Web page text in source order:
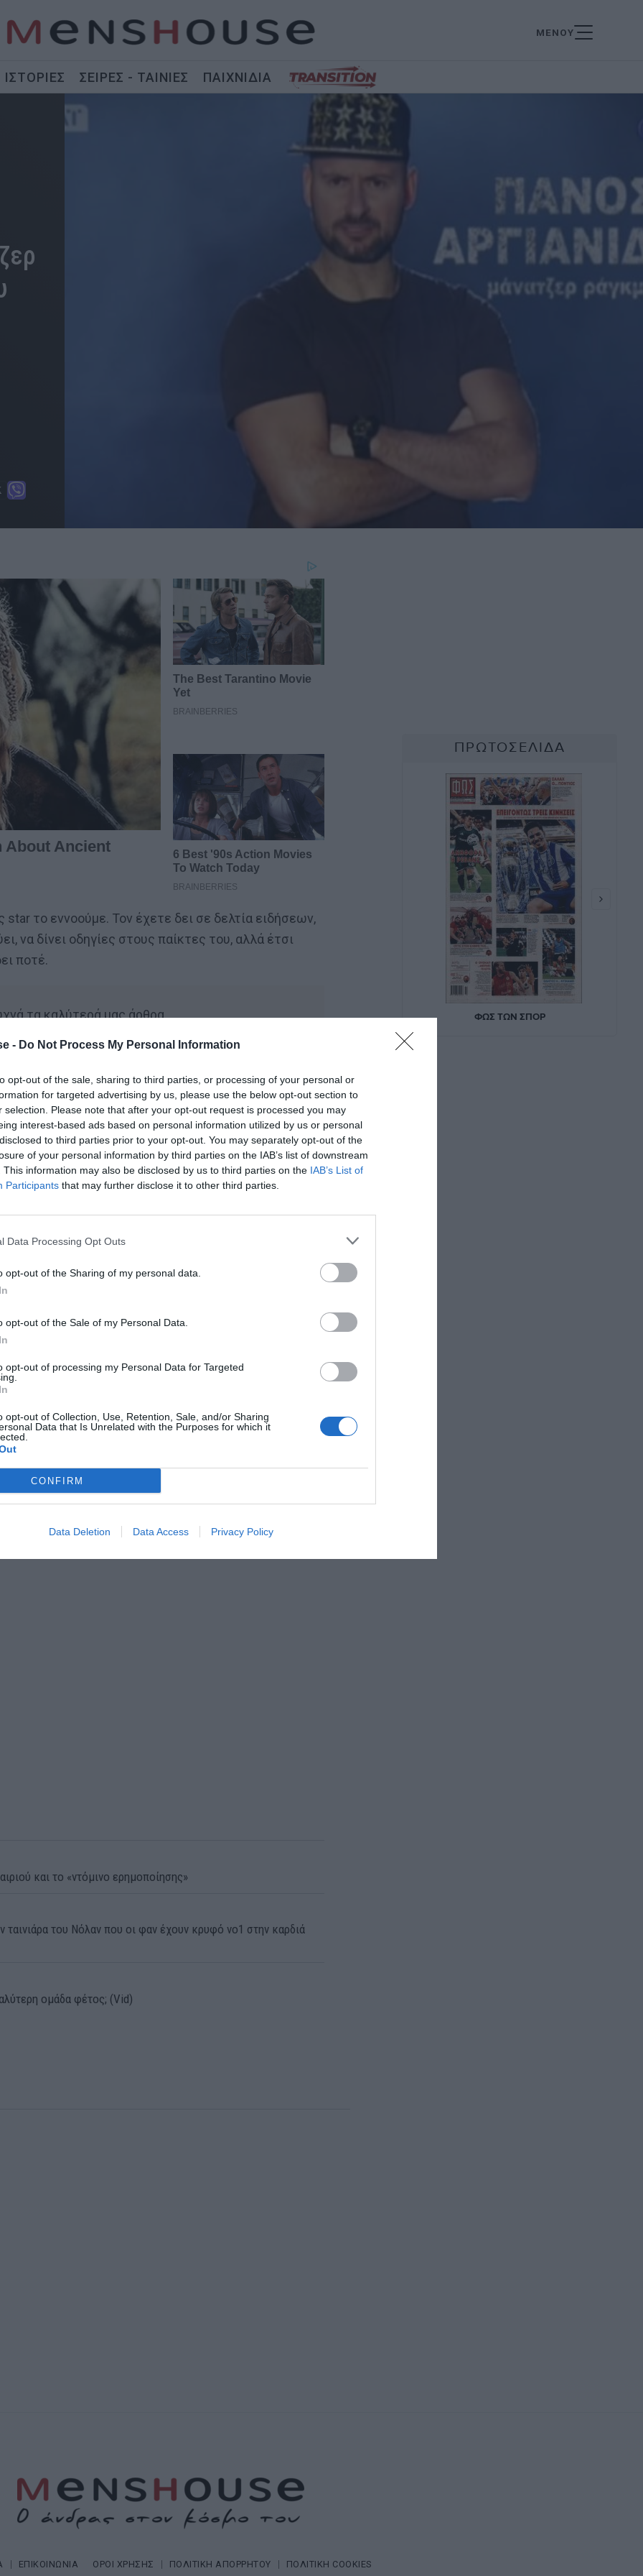
- Do Not Process My Personal Information
opt-out of the sale, sharing to third parties, or processing of your personal or
for targeted advertising by us, please use the below opt-out section to
selection. Please note that after your opt-out request is processed you may
interest-based ads based on personal information utilized by us or personal
to third parties prior to your opt-out. You may separately opt-out of the
of your personal information by third parties on the IAB’s list of downstream
This information may also be disclosed by us to third parties on the IAB’s List of
Participants that may further disclose it to other third parties.
Data Processing Opt Outs
opt-out of the Sharing of my personal data.
opt-out of the Sale of my Personal Data.
opt-out of processing my Personal Data for Targeted
opt-out of Collection, Use, Retention, Sale, and/or Sharing
Data that Is Unrelated with the Purposes for which it
CONFIRM
Data Deletion Data Access Privacy Policy
ΜΕΝΟΥ
ΙΣΤΟΡΙΕΣ ΣΕΙΡΕΣ - ΤΑΙΝΙΕΣ ΠΑΙΧΝΙΔΙΑ
star το εννοούμε. Τον έχετε δει σε δελτία ειδήσεων,
να δίνει οδηγίες στους παίκτες του, αλλά έτσι
ποτέ.
τα καλύτερά μας άρθρα
on Google
και έδωσε ρέστα στον «Ενικό» του Νίκου
της εκπομπής του Χατζηνικολάου (για να
του γνωστού δημοσιογράφου ήταν ο
Απόστολος Τζιτζικώστας…
πάνω του, με τον μεστό του λόγο και τις
βεβαίως ότι στην εκπομπή δεν εμφανίστηκε ως
ότι είναι τόσο διάσημος και επιτυχημένος)
Ντάνο και Βαλαβάνη
και το «ντόμινο ερημοποίησης»
ταινιάρα του Νόλαν που οι φαν έχουν κρυφό νο1 στην καρδιά
ομάδα φέτος; (Vid)
ΕΠΙΚΟΙΝΩΝΙΑ ΟΡΟΙ ΧΡΗΣΗΣ ΠΟΛΙΤΙΚΗ ΑΠΟΡΡΗΤΟΥ ΠΟΛΙΤΙΚΗ COOKIES